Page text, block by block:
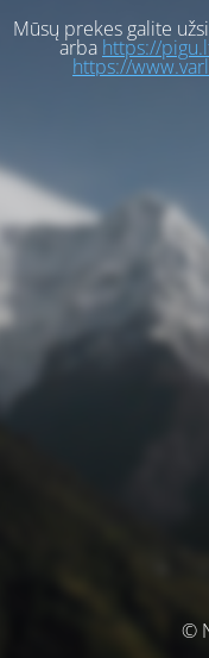
Mūsų prekes galite
arba https://
https://
©